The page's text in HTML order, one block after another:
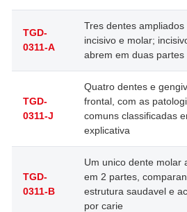
TGD-
0311-A
Tres dentes ampliados
incisivo e molar;
abrem em duas partes
TGD-
0311-J
Quatro dentes e
frontal, com as
comuns classificadas
explicativa
TGD-
0311-B
Um unico dente molar
em 2 partes,
estrutura saudavel e
por carie